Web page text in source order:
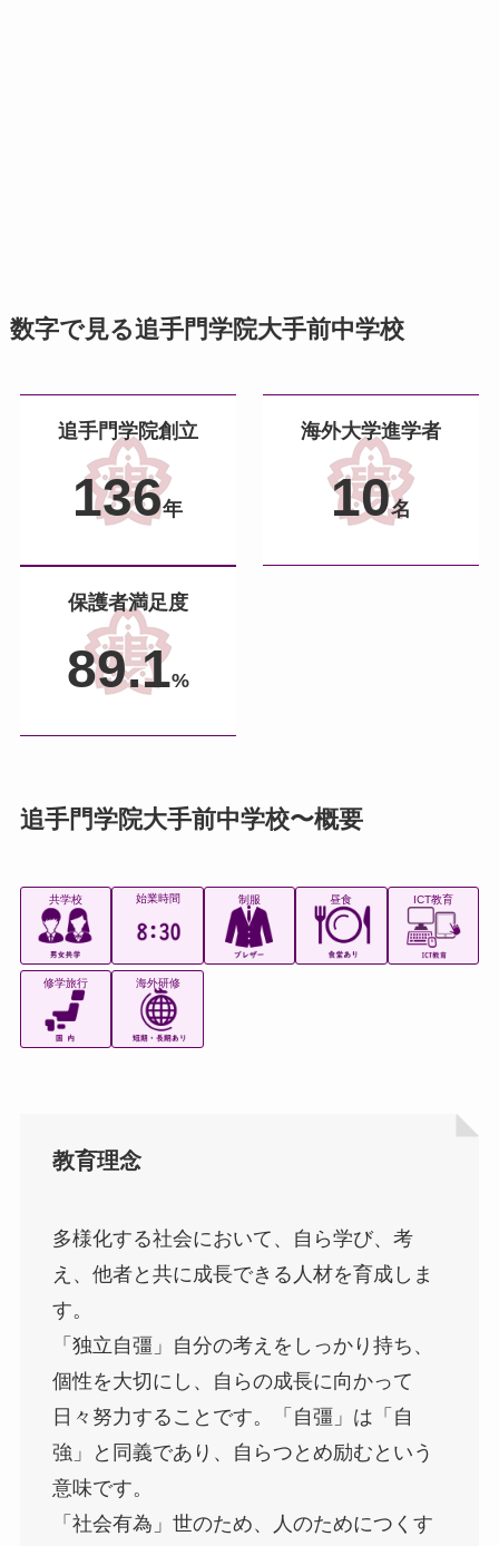
数字で見る追手門学院大手前中学校
追手門学院創立
136年
海外大学進学者
10名
保護者満足度
89.1%
追手門学院大手前中学校〜概要
共学校 始業時間 制服 昼食 ICT教育
修学旅行 海外研修
教育理念
多様化する社会において、自ら学び、考
え、他者と共に成長できる人材を育成しま
す。
「独立自彊」自分の考えをしっかり持ち、
個性を大切にし、自らの成長に向かって
日々努力することです。「自彊」は「自
強」と同義であり、自らつとめ励むという
意味です。
「社会有為」世のため、人のためにつくす